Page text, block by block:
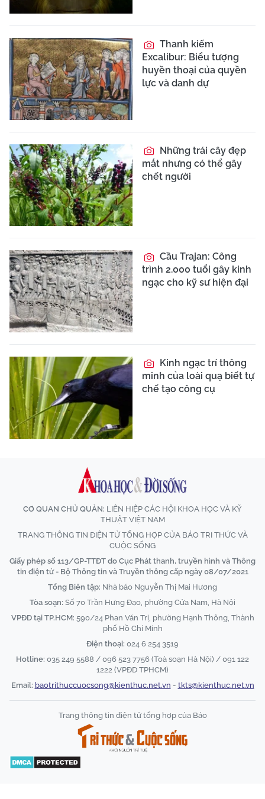
Thanh kiếm
Excalibur: Biểu tượng
huyền thoại của quyền
lực và danh dự
Những trái cây đẹp
mắt nhưng có thể gây
chết người
Cầu Trajan: Công
trình 2.000 tuổi gây kinh
ngạc cho kỹ sư hiện đại
Kinh ngạc trí thông
minh của loài quạ biết tự
chế tạo công cụ
CƠ QUAN CHỦ QUẢN: LIÊN HIỆP CÁC HỘI KHOA HỌC VÀ KỸ
THUẬT VIỆT NAM
TRANG THÔNG TIN ĐIỆN TỬ TỔNG HỢP CỦA BÁO TRI THỨC VÀ
CUỘC SỐNG
Giấy phép số 113/GP-TTĐT do Cục Phát thanh, truyền hình và Thông
tin điện tử - Bộ Thông tin và Truyền thông cấp ngày 08/07/2021
Tổng Biên tập: Nhà báo Nguyễn Thị Mai Hương
Tòa soạn: Số 70 Trần Hưng Đạo, phường Cửa Nam, Hà Nội
VPĐD tại TP.HCM: 590/24 Phan Văn Trị, phường Hạnh Thông, Thành
phố Hồ Chí Minh
Điện thoại: 024 6 254 3519
Hotline: 035 249 5588 / 096 523 7756 (Toà soạn Hà Nội) / 091 122
1222 (VPĐD TPHCM)
Email: baotrithuccuocsong@kienthuc.net.vn - tkts@kienthuc.net.vn
Trang thông tin điện tử tổng hợp của Báo